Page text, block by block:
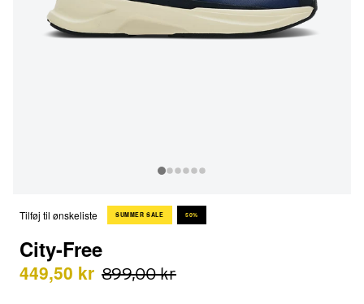
Tilføj til ønskeliste SUMMER SALE 50%
City-Free
449,50 kr 899,00 kr